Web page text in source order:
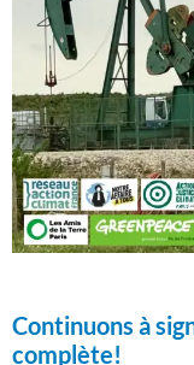
Continuons à
complète!